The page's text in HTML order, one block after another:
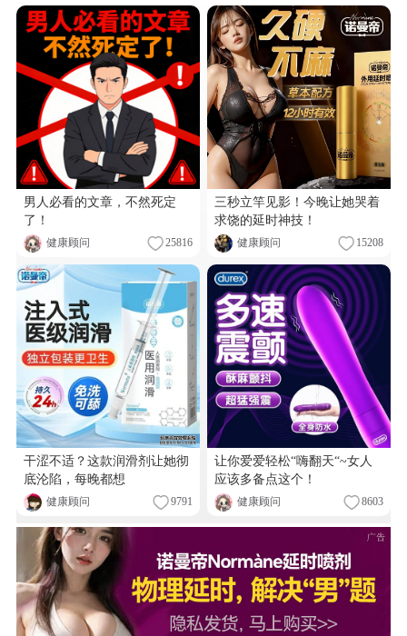
男人必看的文章，不然死定
了！
健康顾问 25816
三秒立竿见影！今晚让她哭着
求饶的延时神技！
健康顾问 15208
干涩不适？这款润滑剂让她彻
底沦陷，每晚都想
健康顾问 9791
让你爱爱轻松“嗨翻天“~女人
应该多备点这个！
健康顾问 8603